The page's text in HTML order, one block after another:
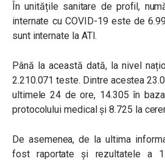
În unitățile sanitare de profil,
internate cu COVID-19 este de
sunt internate la ATI.
Până la această dată, la nivel
2.210.071 teste. Dintre acestea
ultimele 24 de ore, 14.305 în
protocolului medical și 8.725 la
De asemenea, de la ultima
fost raportate și rezultatele a